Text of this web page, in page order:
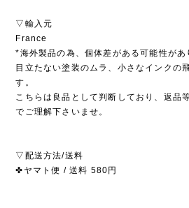
▽輸入元
France
*海外製品の為、個体差がある可能性があ
目立たない塗装のムラ、小さなインクの
す。
こちらは良品として判断しており、返品
でご理解下さいませ。
▽配送方法/送料
✤ヤマト便 / 送料 580円